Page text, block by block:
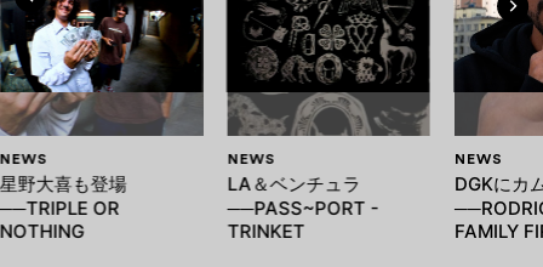
NEWS
星野大喜も登場
──TRIPLE OR
NOTHING
NEWS
LA＆ベンチュラ
──PASS~PORT -
TRINKET
NEWS
DGKにカ
FAMILY